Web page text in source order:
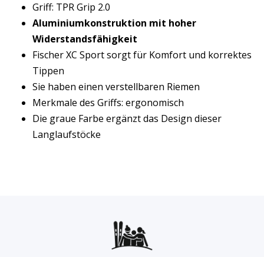
Griff: TPR Grip 2.0
Aluminiumkonstruktion mit hoher
Widerstandsfähigkeit
Fischer XC Sport sorgt für Komfort und korrektes
Tippen
Sie haben einen verstellbaren Riemen
Merkmale des Griffs: ergonomisch
Die graue Farbe ergänzt das Design dieser
Langlaufstöcke